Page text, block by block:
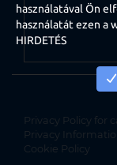
Privacy Policy for
Privacy
Cookie Policy
használatával Ön
használatát ezen a
HIRDETÉS